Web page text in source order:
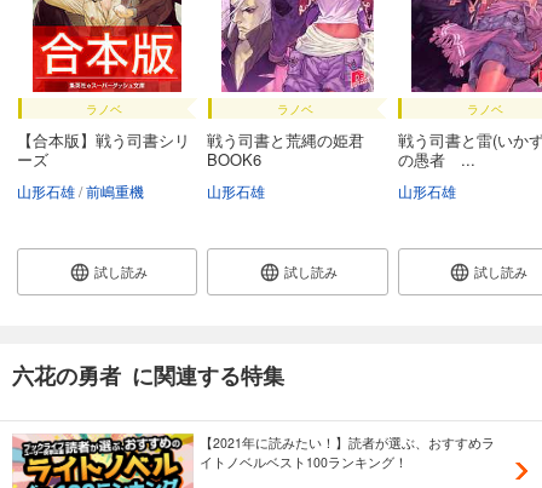
ラノベ
【合本版】戦う司書シリ
ーズ
山形石雄 前嶋重機
試し読み
ラノベ
戦う司書と荒縄の姫君
BOOK6
山形石雄
試し読み
ラノベ
戦う司書と雷(いか
の愚者 ...
山形石雄
試し読み
六花の勇者 に関連する特集
【2021年に読みたい！】読者が選ぶ、おすすめラ
イトノベルベスト100ランキング！